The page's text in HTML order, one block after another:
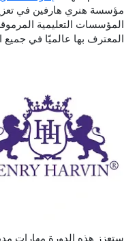
مؤسسة هنري هارفين في
المؤسسات التعليمية
المعترف بها عالميًا في جميع
ستعزز هذه الدورة مهارات